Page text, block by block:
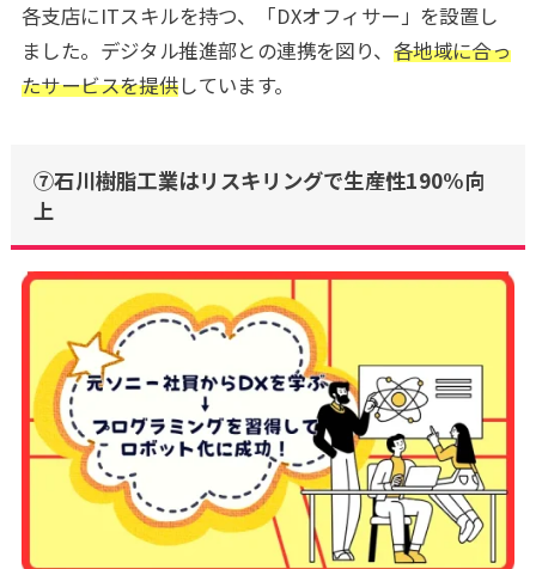
各支店にITスキルを持つ、「DXオフィサー」を設置し
ました。デジタル推進部との連携を図り、 各地域に合っ
たサービスを提供しています。
⑦石川樹脂工業はリスキリングで生産性190%向
上